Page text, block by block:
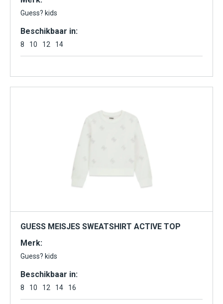
Guess? kids
Beschikbaar in:
8 10 12 14
GUESS MEISJES SWEATSHIRT ACTIVE TOP
Merk:
Guess? kids
Beschikbaar in:
8 10 12 14 16